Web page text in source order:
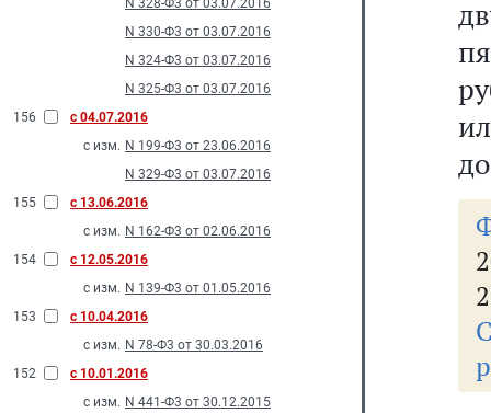
N 328-Ф3 от 03.07.2016
N 330-Ф3 от 03.07.2016
N 324-Ф3 от 03.07.2016
N 325-Ф3 от 03.07.2016
156
с 04.07.2016
с изм. N 199-Ф3 от 23.06.2016
N 329-Ф3 от 03.07.2016
155
с 13.06.2016
с изм. N 162-Ф3 от 02.06.2016
154
с 12.05.2016
с изм. N 139-Ф3 от 01.05.2016
153
с 10.04.2016
с изм. N 78-Ф3 от 30.03.2016
152
с 10.01.2016
с изм. N 441-Ф3 от 30.12.2015